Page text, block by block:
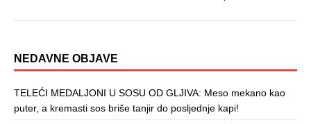
NEDAVNE OBJAVE
TELEĆI MEDALJONI U SOSU OD GLJIVA: Meso mekano kao
puter, a kremasti sos briše tanjir do posljednje kapi!